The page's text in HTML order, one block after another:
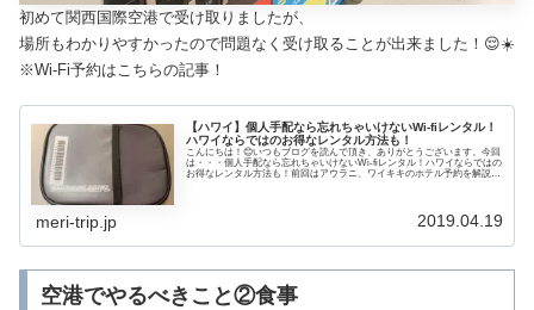
初めて関西国際空港で受け取りましたが、
場所もわかりやすかったので問題なく受け取ることが出来ました！😌☀️
※Wi-Fi予約はこちらの記事！
【ハワイ】個人手配なら忘れちゃいけないWi-fiレンタル！
ハワイならではのお得なレンタル方法も！
こんにちは！😊いつもブログを読んで頂き、ありがとうございます。今回
は・・・個人手配なら忘れちゃいけないWi-fiレンタル！ハワイならではの
お得なレンタル方法も！前回はアウラニ、ワイキキのホテル予約を解説し
meri-trip.jp 2019.04.19
空港でやるべきこと②食事